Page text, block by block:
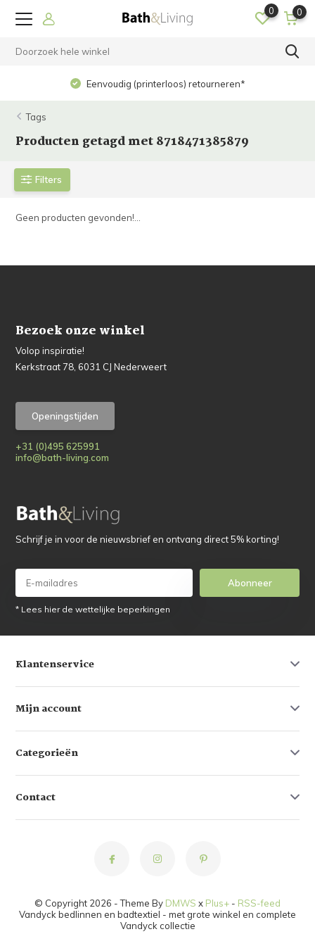
0 0
Eenvoudig (printerloos) retourneren*
Tags
Producten getagd met 8718471385879
Filters
Geen producten gevonden!...
Bezoek onze winkel
Volop inspiratie!
Kerkstraat 78, 6031 CJ Nederweert
Openingstijden
+31 (0)495 625991
info@bath-living.com
Schrijf je in voor de nieuwsbrief en ontvang direct 5% korting!
Abonneer
* Lees hier de wettelijke beperkingen
Klantenservice
Mijn account
Categorieën
Contact
© Copyright 2026 - Theme By DMWS x Plus+ - RSS-feed
Vandyck bedlinnen en badtextiel - met grote winkel en complete
Vandyck collectie